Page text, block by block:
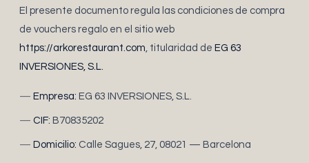
El presente documento regula las condiciones de compra
de vouchers regalo en el sitio web
https://arkorestaurant.com, titularidad de EG 63
INVERSIONES, S.L.
Empresa: EG 63 INVERSIONES, S.L.
CIF: B70835202
Domicilio: Calle Sagues, 27, 08021 — Barcelona